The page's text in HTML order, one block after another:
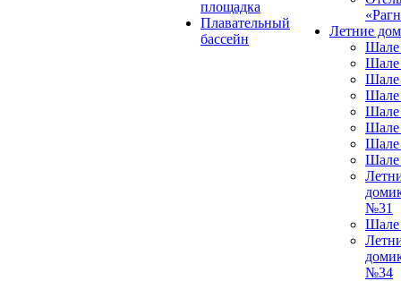
площадка
Плавательный
бассейн
Летние
№31
№34